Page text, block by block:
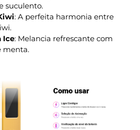
suculento.
: A perfeita harmonia entre
Ice: Melancia refrescante com
menta.